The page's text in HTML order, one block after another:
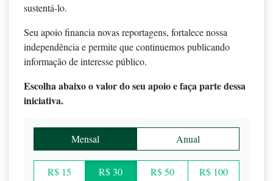
sustentá-lo.
Seu apoio financia novas reportagens, fortalece nossa
independência e permite que continuemos publicando
informação de interesse público.
Escolha abaixo o valor do seu apoio e faça parte dessa
iniciativa.
Mensal Anual
R$ 15 R$ 30 R$ 50 R$ 100